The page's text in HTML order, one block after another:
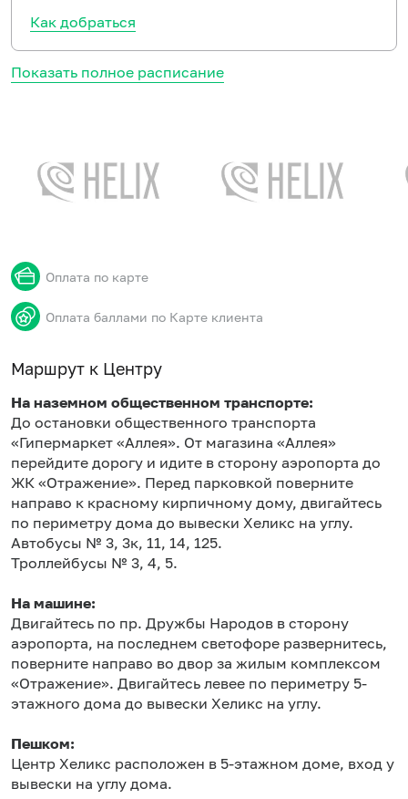
Показать полное расписание
Оплата по карте
Оплата баллами по Карте клиента
Маршрут к Центру
На наземном общественном транспорте:
До остановки общественного транспорта
«Гипермаркет «Аллея». От магазина «Аллея»
перейдите дорогу и идите в сторону аэропорта до
ЖК «Отражение». Перед парковкой поверните
направо к красному кирпичному дому, двигайтесь
по периметру дома до вывески Хеликс на углу.
Автобусы № 3, 3к, 11, 14, 125.
Троллейбусы № 3, 4, 5.
На машине:
Двигайтесь по пр. Дружбы Народов в сторону
аэропорта, на последнем светофоре развернитесь,
поверните направо во двор за жилым комплексом
«Отражение». Двигайтесь левее по периметру 5-
этажного дома до вывески Хеликс на углу.
Пешком:
Центр Хеликс расположен в 5-этажном доме, вход у
вывески на углу дома.
Как добраться